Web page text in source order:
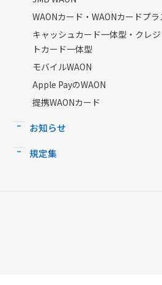
WAONカード・WAONカードプラ
キャッシュカード一体型・クレジ
トカード一体型
モバイルWAON
Apple PayのWAON
提携WAONカード
お知らせ
規定集